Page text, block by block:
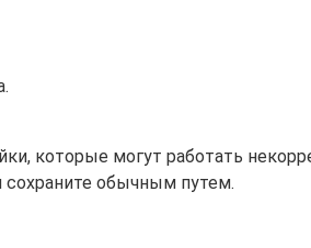
которые могут работать
сохраните обычным путем.